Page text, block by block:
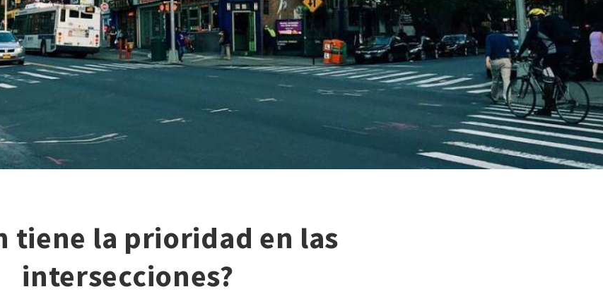
tiene la prioridad en las
intersecciones?